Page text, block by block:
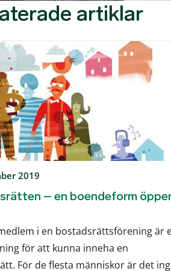
artiklar
2019
– en boendeform
i en bostadsrättsförening är
för att kunna inneha en
För de flesta människor är det